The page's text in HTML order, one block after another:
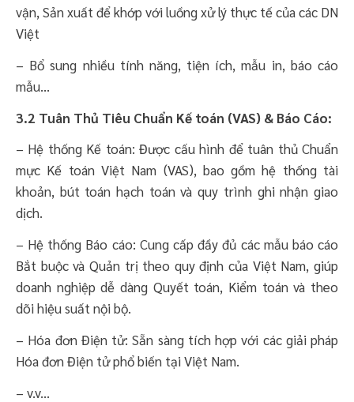
vận, Sản xuất để khớp với luồng xử lý thực tế của các DN
Việt
– Bổ sung nhiều tính năng, tiện ích, mẫu in, báo cáo
mẫu…
3.2 Tuân Thủ Tiêu Chuẩn Kế toán (VAS) & Báo Cáo:
– Hệ thống Kế toán: Được cấu hình để tuân thủ Chuẩn
mực Kế toán Việt Nam (VAS), bao gồm hệ thống tài
khoản, bút toán hạch toán và quy trình ghi nhận giao
dịch.
– Hệ thống Báo cáo: Cung cấp đầy đủ các mẫu báo cáo
Bắt buộc và Quản trị theo quy định của Việt Nam, giúp
doanh nghiệp dễ dàng Quyết toán, Kiểm toán và theo
dõi hiệu suất nội bộ.
– Hóa đơn Điện tử: Sẵn sàng tích hợp với các giải pháp
Hóa đơn Điện tử phổ biến tại Việt Nam.
– v.v…